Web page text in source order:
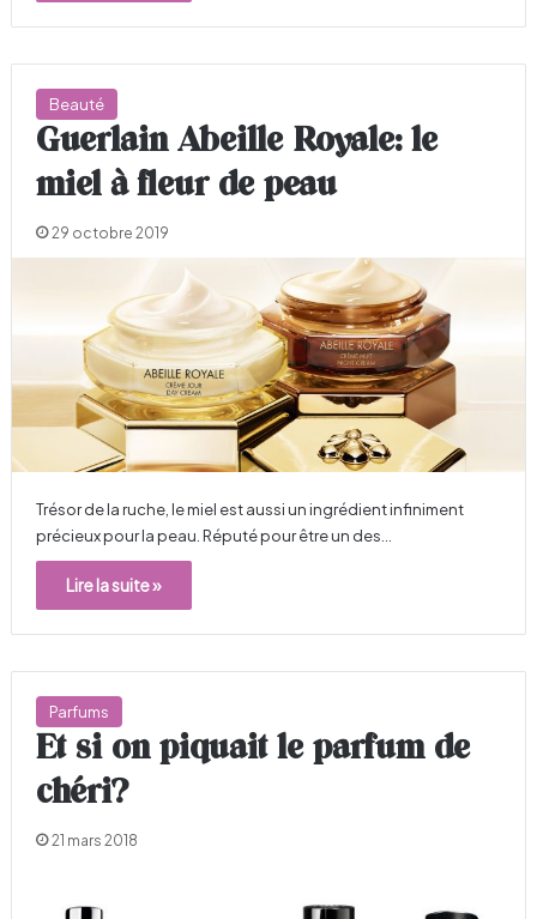
Beauté
Guerlain Abeille Royale: le
miel à fleur de peau
29 octobre 2019
Trésor de la ruche, le miel est aussi un ingrédient infiniment
précieux pour la peau. Réputé pour être un des…
Lire la suite »
Parfums
Et si on piquait le parfum de
chéri?
21 mars 2018